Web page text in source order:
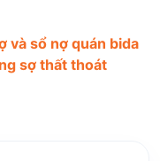
và sổ nợ quán bida
sợ thất thoát